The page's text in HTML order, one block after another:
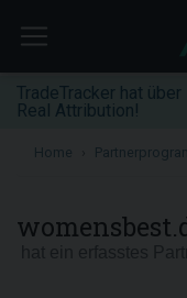
TradeTracker hat
Real Attribution!
Home